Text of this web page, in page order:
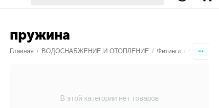
пружина
Главная / ВОДОСНАБЖЕНИЕ И ОТОПЛЕНИЕ / Фитинги / Фитинги
В этой категории нет товаров